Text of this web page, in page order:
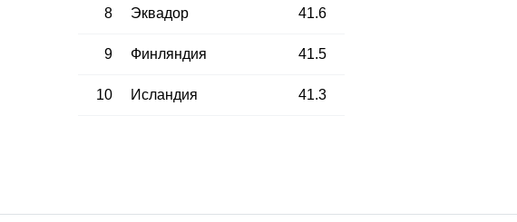
8 Эквадор 41.6
9 Финляндия 41.5
10 Исландия 41.3